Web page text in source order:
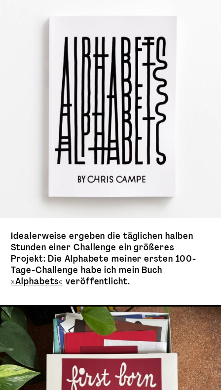
Idealerweise ergeben die täglichen halben
Stunden einer Challenge ein größeres
Projekt: Die Alphabete meiner ersten 100-
Tage-Challenge habe ich mein Buch
»Alphabets« veröffentlicht.